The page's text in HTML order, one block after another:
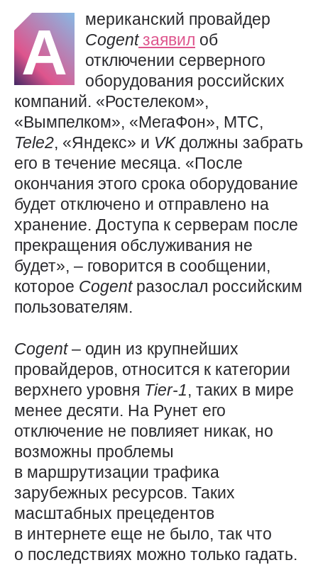
А
мериканский провайдер
Cogentзаявил об
отключении серверного
оборудования российских
компаний. «Ростелеком»,
«Вымпелком», «МегаФон», МТС,
Tele2, «Яндекс» и VKдолжны забрать
его в течение месяца. «После
окончания этого срока оборудование
будет отключено и отправлено на
хранение. Доступа к серверам после
прекращения обслуживания не
будет», – говорится в сообщении,
которое Cogent разослал российским
пользователям.
Cogent– один из крупнейших
провайдеров, относится к категории
верхнего уровня Tier-1, таких в мире
менее десяти. На Рунет его
отключение не повлияет никак, но
возможны проблемы
в маршрутизации трафика
зарубежных ресурсов. Таких
масштабных прецедентов
в интернете еще не было, так что
о последствиях можно только гадать.